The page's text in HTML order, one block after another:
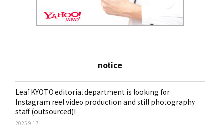
notice
Leaf KYOTO editorial department is looking for
Instagram reel video production and still photography
staff (outsourced)!
2025.9.17